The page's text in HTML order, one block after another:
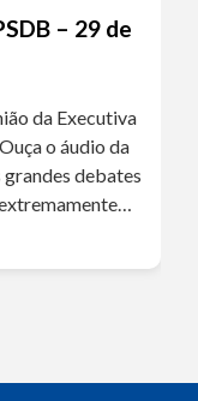
– 29 de
da Executiva
o áudio da
debates